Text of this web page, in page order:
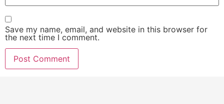
Save my name, email, and website in this browser for
the next time I comment.